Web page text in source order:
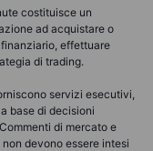
costituisce un
ad acquistare o
effettuare
di trading.
servizi esecutivi,
base di decisioni
di mercato e
devono essere intesi